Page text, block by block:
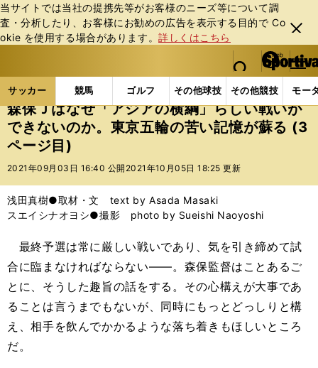
当サイトでは当社の提携先等がお客様のニーズ等について調
査・分析したり、お客様にお勧めの広告を表⽰する⽬的で Co
okie を使⽤する場合があります。詳しくはこちら
閉じ
る
web Sportiva (webスポルティーバ)
検索
マイペ
ー
ジ
メニュ
サッカー 競馬 ゴルフ その他球技 その他競技 モー
ス
ポ
ル
テ
ー
バ
サッカーの記事一覧 サッカー代表 日本代表 森
森保Ｊはなぜ「アジアの横綱」らしい戦いが
できないのか。東京五輪の苦い記憶が蘇る (3
ページ目)
2021年09月03日 16:40 公開 2021年10月05日 18:25 更新
浅田真樹●取材・文 text by Asada Masaki
スエイシナオヨシ●撮影 photo by Sueishi Naoyoshi
最終予選は常に厳しい戦いであり、気を引き締めて試
合に臨まなければならない――。森保監督はことあるご
とに、そうした趣旨の話をする。その心構えが大事であ
ることは言うまでもないが、同時にもっとどっしりと構
え、相手を飲んでかかるような落ち着きもほしいところ
だ。